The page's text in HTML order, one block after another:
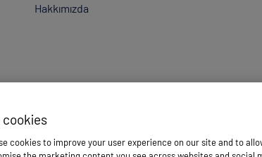
Hakkımızda
cookies
cookies to improve your user experience on our site and to